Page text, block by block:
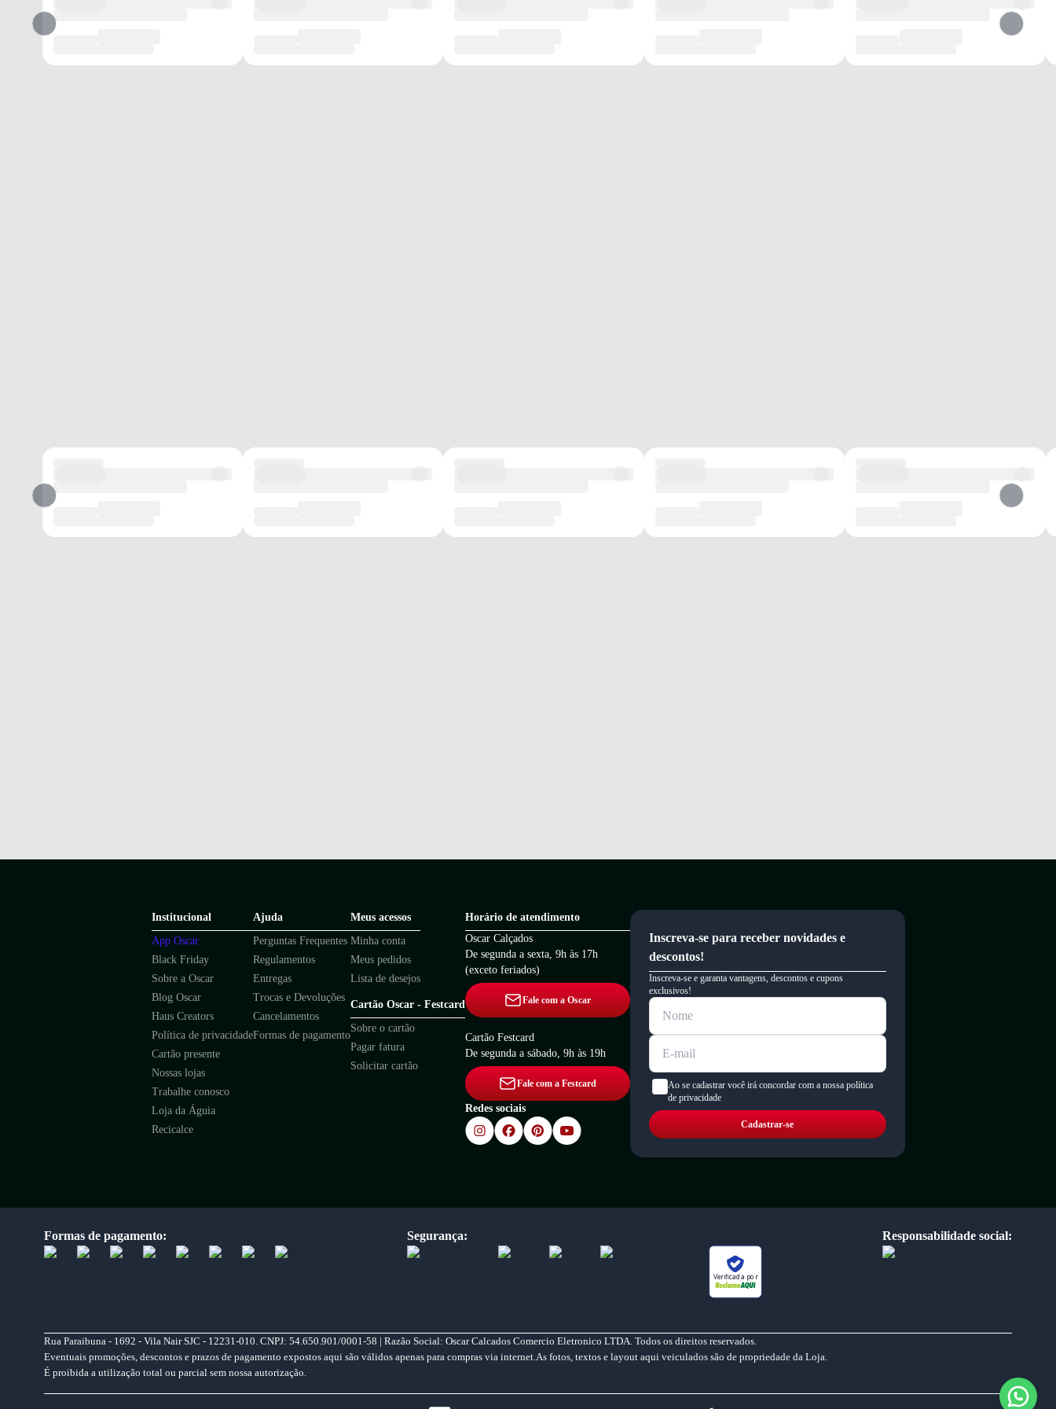
Institucional
App Oscar
Black Friday
Sobre a Oscar
Blog Oscar
Haus Creators
Política de privacidade
Cartão presente
Nossas lojas
Trabalhe conosco
Loja da Águia
Recicalce
Ajuda
Perguntas Frequentes
Regulamentos
Entregas
Trocas e Devoluções
Cancelamentos
Formas de pagamento
Meus acessos
Minha conta
Meus pedidos
Lista de desejos
Cartão Oscar - Festcard
Sobre o cartão
Pagar fatura
Solicitar cartão
Horário de atendimento
Oscar Calçados
De segunda a sexta, 9h às 17h
(exceto feriados)
Fale com a Oscar
Cartão Festcard
De segunda a sábado, 9h às 19h
Fale com a Festcard
Redes sociais
Inscreva-se para receber novidades e
descontos!
Inscreva-se e garanta vantagens, descontos e cupons
exclusivos!
Ao se cadastrar você irá concordar com a nossa política
de privacidade
Cadastrar-se
Formas de pagamento: Segurança:
Verificada por
Responsabilidade social:
Rua Paraibuna - 1692 - Vila Nair SJC - 12231-010. CNPJ: 54.650.901/0001-58 | Razão Social: Oscar Calcados Comercio Eletronico LTDA. Todos os direitos reservados.
Eventuais promoções, descontos e prazos de pagamento expostos aqui são válidos apenas para compras via internet.As fotos, textos e layout aqui veiculados são de propriedade da Loja.
É proibida a utilização total ou parcial sem nossa autorização.